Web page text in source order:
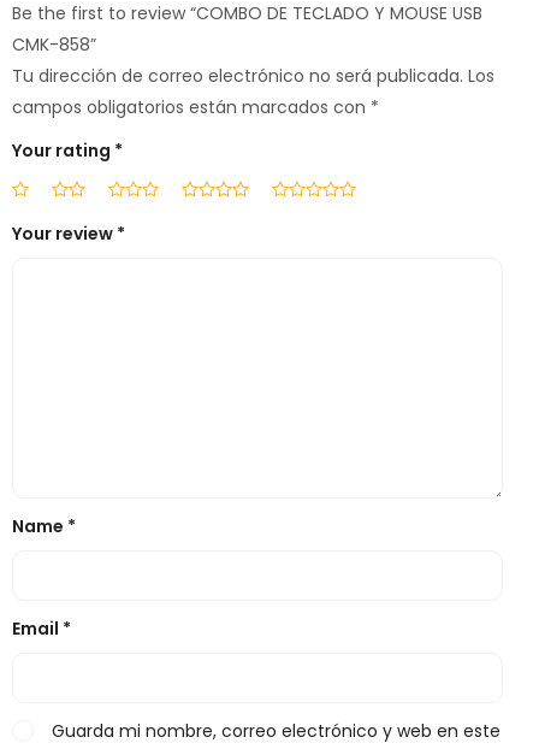
Be the first to review “COMBO DE TECLADO Y MOUSE USB
CMK-858”
Tu dirección de correo electrónico no será publicada. Los
campos obligatorios están marcados con *
Your rating *
Your review *
Name *
Email *
Guarda mi nombre, correo electrónico y web en este